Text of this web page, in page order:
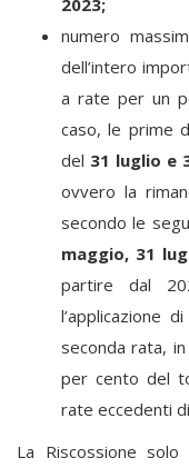
numero
dell’intero
a rate per un
caso, le prime
del 31 luglio e
ovvero la
secondo le
maggio, 31
partire dal
l’applicazione
seconda rata,
per cento del
rate eccedenti
La Riscossione solo